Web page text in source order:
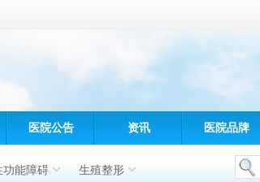
医院公告 资讯 医院品牌
功能障碍 生殖整形